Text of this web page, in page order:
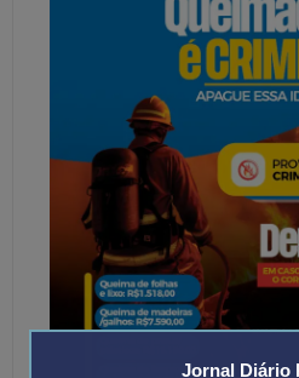
Jornal Diário